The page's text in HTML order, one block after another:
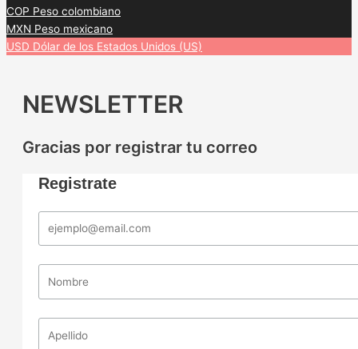
COP Peso colombiano
MXN Peso mexicano
USD Dólar de los Estados Unidos (US)
NEWSLETTER
Gracias por registrar tu correo
Registrate